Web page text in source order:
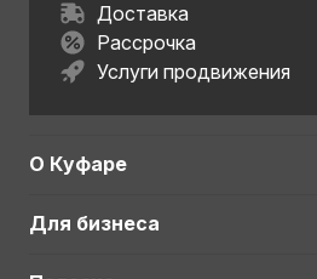
Доставка
Рассрочка
Услуги продвижения
О Куфаре
Для бизнеса